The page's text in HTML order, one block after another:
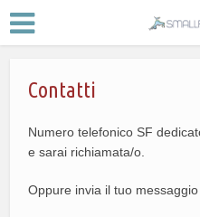
Contatti
Numero telefonico SF
e sarai richiamata/o.
Oppure invia il tuo messaggio